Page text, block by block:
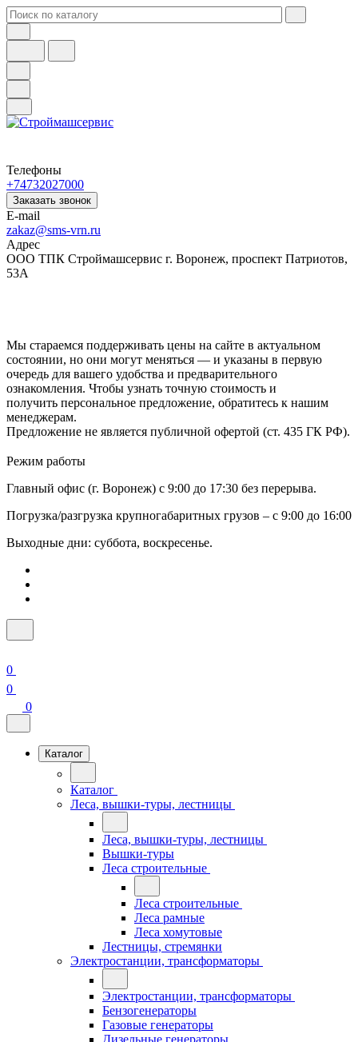
Телефоны
+74732027000
Заказать звонок
E-mail
zakaz@sms-vrn.ru
Адрес
ООО ТПК Строймашсервис г. Воронеж, проспект Патриотов,
53А
Мы стараемся поддерживать цены на сайте в актуальном
состоянии, но они могут меняться — и указаны в первую
очередь для вашего удобства и предварительного
ознакомления. Чтобы узнать точную стоимость и
получить персональное предложение, обратитесь к нашим
менеджерам.
Предложение не является публичной офертой (ст. 435 ГК РФ).
Режим работы
Главный офис (г. Воронеж) с 9:00 до 17:30 без перерыва.
Погрузка/разгрузка крупногабаритных грузов – с 9:00 до 16:00
Выходные дни: суббота, воскресенье.
0
0
0
Каталог
Каталог
Леса, вышки-туры, лестницы
Леса, вышки-туры, лестницы
Вышки-туры
Леса строительные
Леса строительные
Леса рамные
Леса хомутовые
Лестницы, стремянки
Электростанции, трансформаторы
Электростанции, трансформаторы
Бензогенераторы
Газовые генераторы
Дизельные генераторы